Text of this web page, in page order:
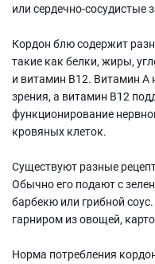
или сердечно-сосудистые
Кордон блю содержит
такие как белки, жиры,
и витамин B12. Витамин
зрения, а витамин B12
функционирование
кровяных клеток.
Существуют разные
Обычно его подают с
барбекю или грибной
гарниром из овощей,
Норма потребления